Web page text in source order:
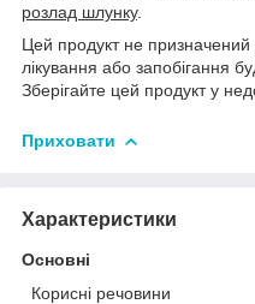
розлад шлунку.
Цей продукт не призначений
лікування або запобігання
Зберігайте цей продукт у
Приховати
Характеристики
Основні
Корисні речовини